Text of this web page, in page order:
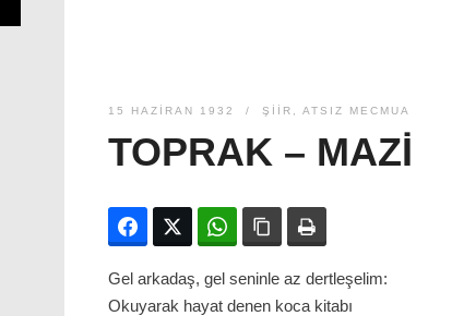
15 HAZIRAN 1932 ŞIIR ATSIZ MECMUA
TOPRAK – MAZI
FacebookTwitter WhatsAppBağlanıyı kopyala
Gel arkadaş, gel seninle az dertleşelim:
Okuyarak hayat denen koca kitabı